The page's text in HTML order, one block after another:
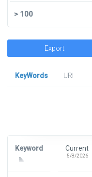
>100
Export
KeyWords
URl
Keyword Current
5/8/2026